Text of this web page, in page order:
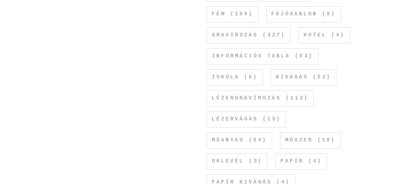
FÉM (199) FÚJÓSABLON (9)
GRAVÍROZÁS (327) HOTEL (4)
INFORMÁCIÓS TÁBLA (83)
ISKOLA (6) KIVÁGÁS (52)
LÉZERGRAVÍROZÁS (112)
LÉZERVÁGÁS (13)
MŰANYAG (54) MŰSZER (18)
OKLEVÉL (3) PAPÍR (4)
PAPÍR KIVÁGÁS (4)